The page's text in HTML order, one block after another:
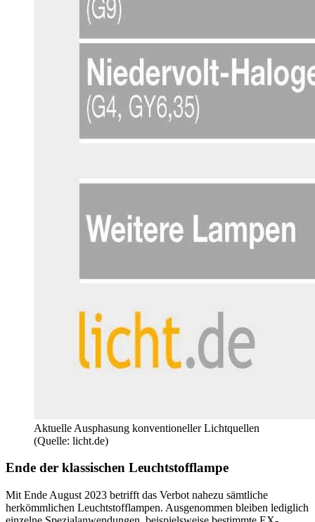
Aktuelle Ausphasung konventioneller Lichtquellen
(Quelle: licht.de)
Ende der klassischen Leuchtstofflampe
Mit Ende August 2023 betrifft das Verbot nahezu sämtliche
herkömmlichen Leuchtstofflampen. Ausgenommen bleiben lediglich